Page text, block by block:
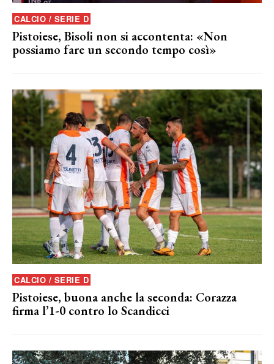
CALCIO / SERIE D
Pistoiese, Bisoli non si accontenta: «Non
possiamo fare un secondo tempo così»
CALCIO / SERIE D
Pistoiese, buona anche la seconda: Corazza
firma l’1-0 contro lo Scandicci